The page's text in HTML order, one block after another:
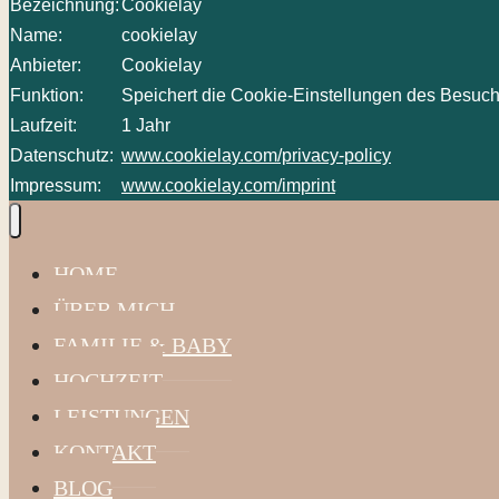
Bezeichnung:Cookielay
Name:
cookielay
Anbieter:
Cookielay
Funktion:
Speichert die Cookie-Einstellungen des
Laufzeit:
1 Jahr
Datenschutz: www.cookielay.com/privacy-policy
Impressum:
www.cookielay.com/imprint
HOME
ÜBER MICH
FAMILIE & BABY
HOCHZEIT
LEISTUNGEN
KONTAKT
BLOG